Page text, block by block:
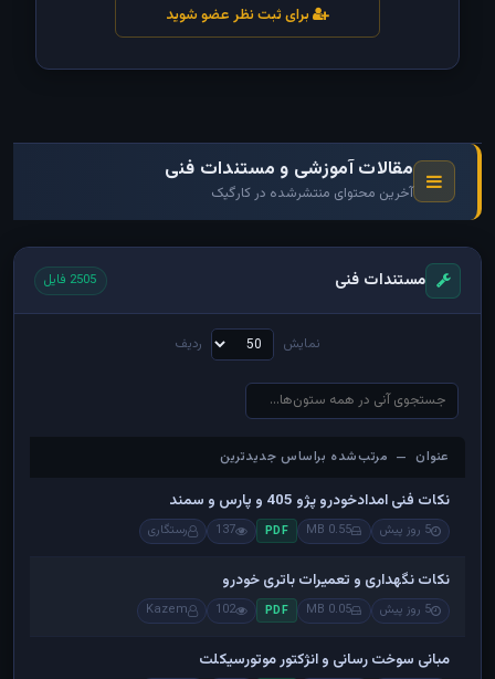
برای ثبت نظر عضو شوید
مقالات آموزشی و مستندات فنی
آخرین محتوای منتشرشده در کارگیک
مستندات فنی 2505 فایل
نمایش ردیف
عنوان — مرتب‌شده براساس جدیدترین
عنوان — مرتب‌شده براساس جدیدترین
نکات فنی امدادخودرو پژو 405 و پارس و سمند
5 روز پیش 0.55 MB
PDF
137 رستگاری
نکات نگهداری و تعمیرات باتری خودرو
5 روز پیش 0.05 MB
PDF
102
Kazem
مبانی سوخت رسانی و انژکتور موتورسیکلت